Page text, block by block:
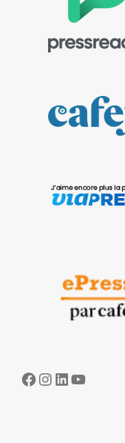
Facebook
Instagram
LinkedIn
YouTube